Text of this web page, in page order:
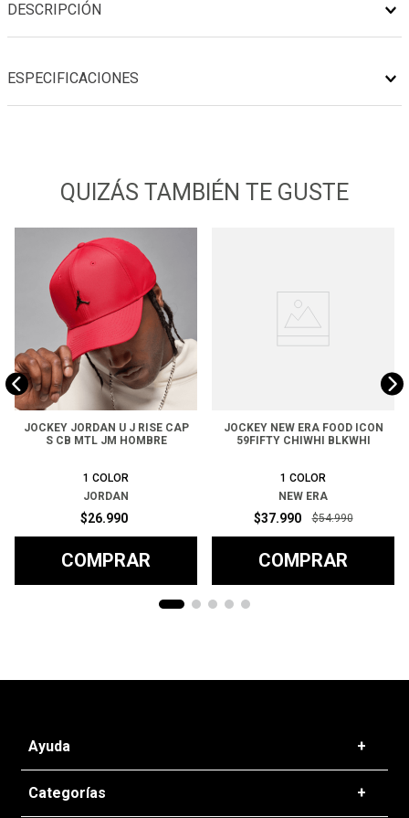
DESCRIPCIÓN
ESPECIFICACIONES
QUIZÁS TAMBIÉN TE GUSTE
JOCKEY JORDAN U J RISE CAP
S CB MTL JM HOMBRE
1 COLOR
JORDAN
$26.990
COMPRAR
JOCKEY NEW ERA FOOD ICON
59FIFTY CHIWHI BLKWHI
1 COLOR
NEW ERA
$37.990 $54.990
COMPRAR
Ayuda +
Preguntas frecuentes
T&C - Políticas de Envío
Categorías +